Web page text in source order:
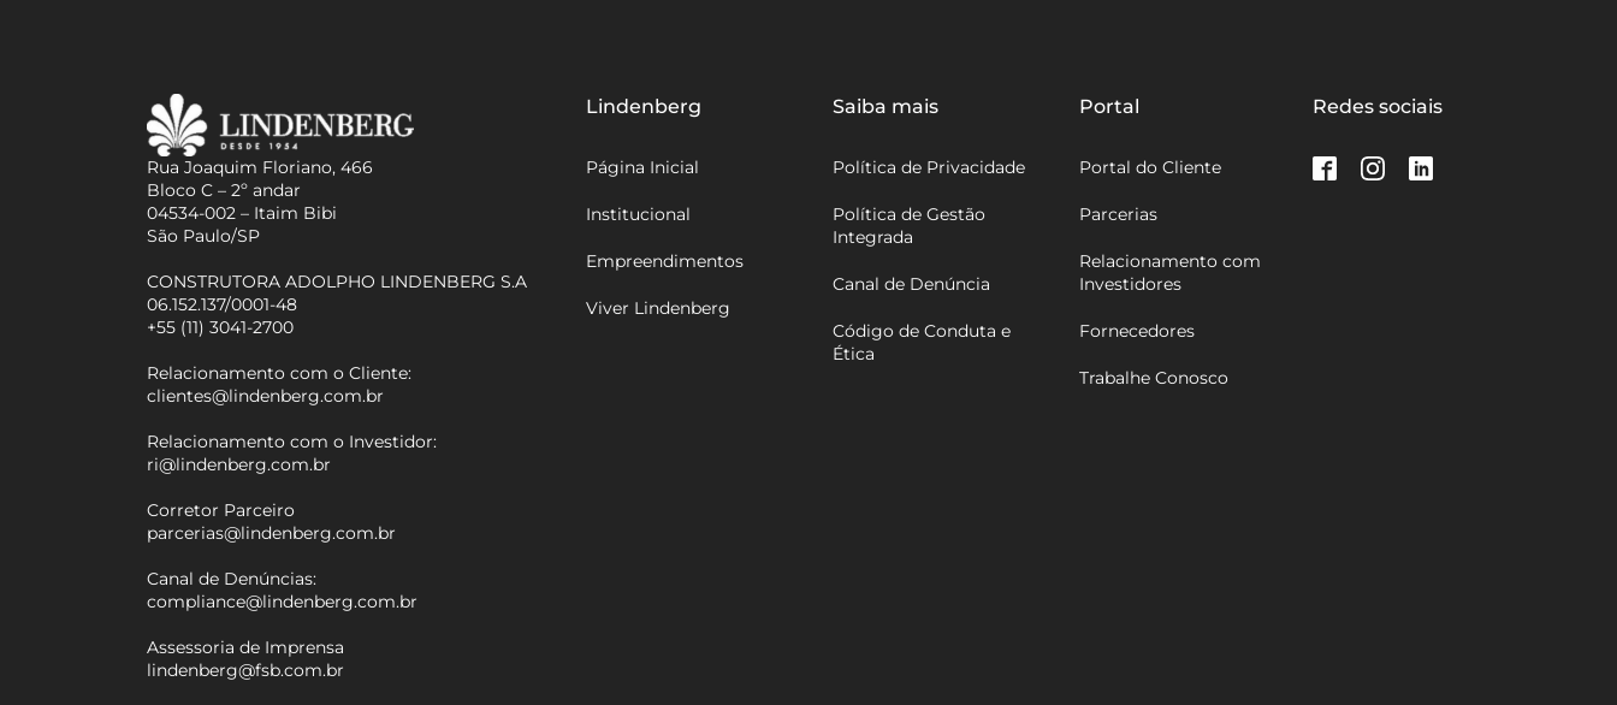
Rua Joaquim Floriano, 466
Bloco C – 2º andar
04534-002 – Itaim Bibi
São Paulo/SP
CONSTRUTORA ADOLPHO LINDENBERG S.A
06.152.137/0001-48
+55 (11) 3041-2700
Relacionamento com o Cliente:
clientes@lindenberg.com.br
Relacionamento com o Investidor:
ri@lindenberg.com.br
Corretor Parceiro
parcerias@lindenberg.com.br
Canal de Denúncias:
compliance@lindenberg.com.br
Assessoria de Imprensa
lindenberg@fsb.com.br
Lindenberg
Página Inicial
Institucional
Empreendimentos
Viver Lindenberg
Saiba mais
Política de Privacidade
Política de Gestão
Integrada
Canal de Denúncia
Código de Conduta e
Ética
Portal
Portal do Cliente
Parcerias
Relacionamento com
Investidores
Fornecedores
Trabalhe Conosco
Redes sociais